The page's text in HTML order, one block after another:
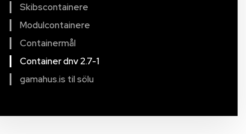
Skibscontainere
Modulcontainere
Containermål
Container dnv 2.7-1
gamahus.is til sölu